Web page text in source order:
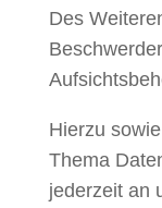
Des
Hierzu
Thema
jederzeit an